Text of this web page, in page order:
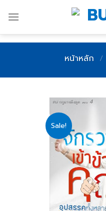
content
หน้าหลัก /
Sale!